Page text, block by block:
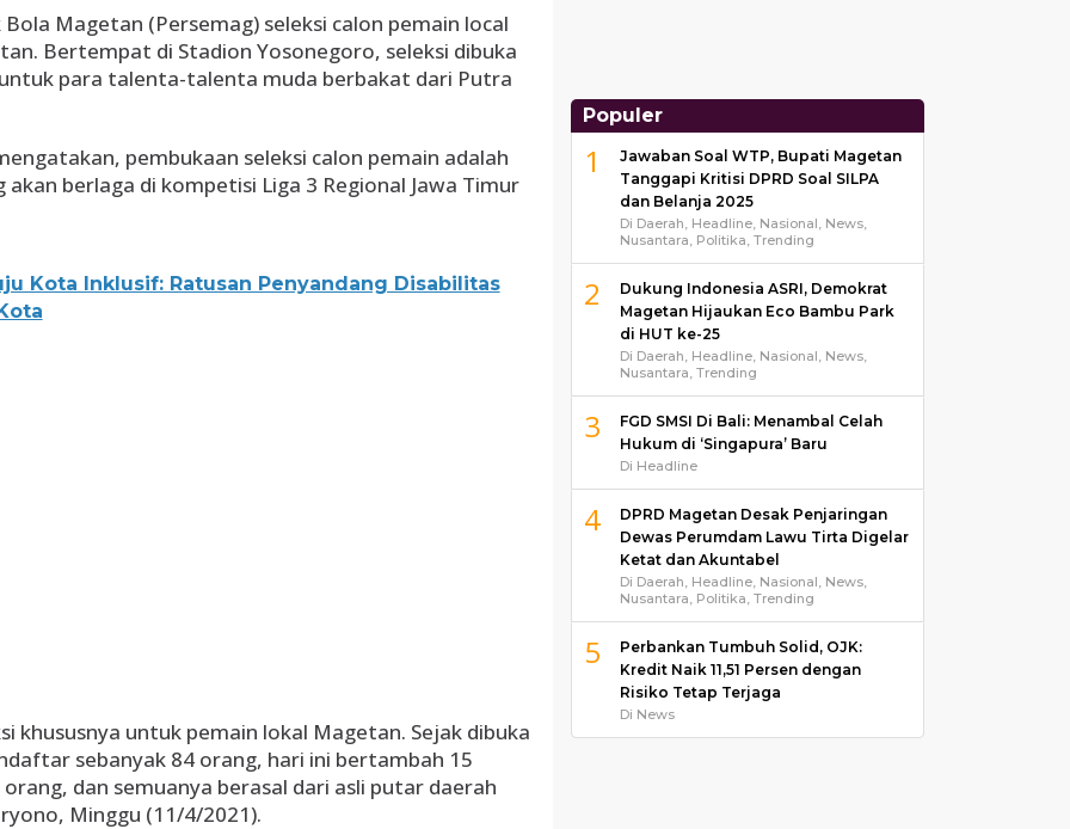
Bola Magetan (Persemag) seleksi calon pemain local
Bertempat di Stadion Yosonegoro, seleksi dibuka
para talenta-talenta muda berbakat dari Putra
pembukaan seleksi calon pemain adalah
berlaga di kompetisi Liga 3 Regional Jawa Timur
Kota Inklusif: Ratusan Penyandang Disabilitas
khususnya untuk pemain lokal Magetan. Sejak dibuka
sebanyak 84 orang, hari ini bertambah 15
dan semuanya berasal dari asli putar daerah
Minggu (11/4/2021).
Populer
1
Jawaban Soal WTP, Bupati Magetan
Tanggapi Kritisi DPRD Soal SILPA
dan Belanja 2025
Di Daerah, Headline, Nasional, News,
Nusantara, Politika, Trending
2
Dukung Indonesia ASRI, Demokrat
Magetan Hijaukan Eco Bambu Park
di HUT ke-25
Di Daerah, Headline, Nasional, News,
Nusantara, Trending
3
FGD SMSI Di Bali: Menambal Celah
Hukum di ‘Singapura’ Baru
Di Headline
4
DPRD Magetan Desak Penjaringan
Dewas Perumdam Lawu Tirta Digelar
Ketat dan Akuntabel
Di Daerah, Headline, Nasional, News,
Nusantara, Politika, Trending
5
Perbankan Tumbuh Solid, OJK:
Kredit Naik 11,51 Persen dengan
Risiko Tetap Terjaga
Di News